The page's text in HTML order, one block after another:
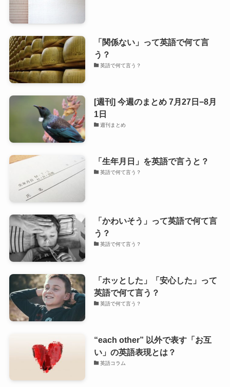
「関係ない」って英語で何て言
う？
英語で何て言う？
[週刊] 今週のまとめ 7月27日−8月
1日
週刊まとめ
「生年月日」を英語で言うと？
英語で何て言う？
「かわいそう」って英語で何て言
う？
英語で何て言う？
「ホッとした」「安心した」って
英語で何て言う？
英語で何て言う？
“each other” 以外で表す「お互
い」の英語表現とは？
英語コラム